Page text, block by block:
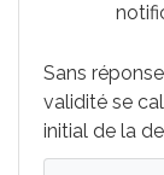
Sans
validité se
initial de la